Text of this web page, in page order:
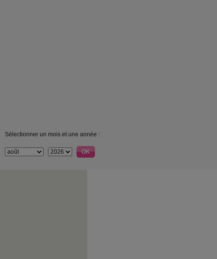
Sélectionner un mois et une année :